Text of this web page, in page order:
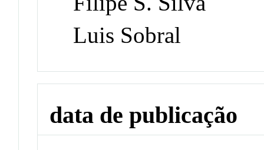
Luis Sobral
data de publicação